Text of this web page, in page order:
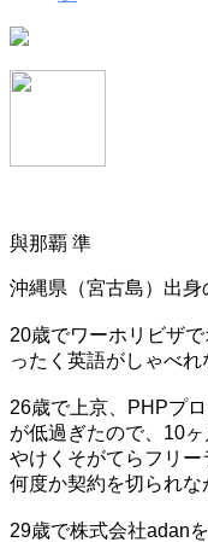
與那覇 準
沖縄県（宮古島）出
20歳でワーホリビザ
ったく英語がしゃべれ
26歳で上京、PHPプ
が低過ぎたので、10ヶ
やけくそがてらフリー
何度か契約を切られ
29歳で株式会社adan